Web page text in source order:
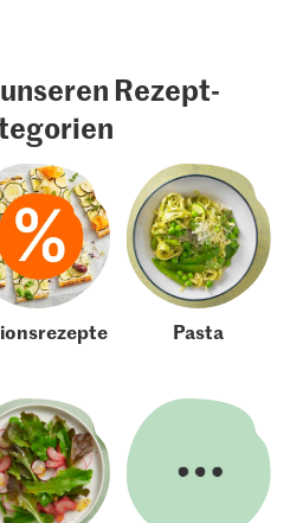
Rezept-
Pasta